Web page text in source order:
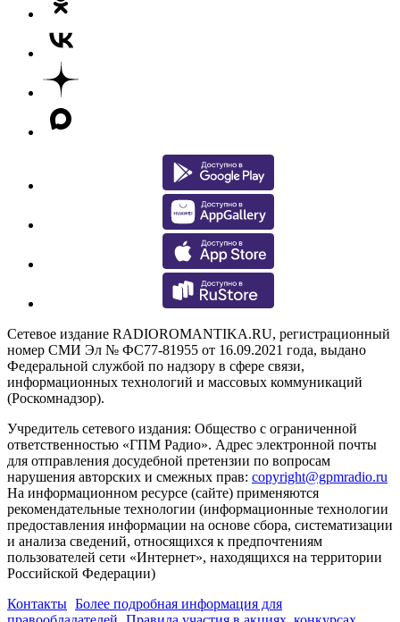
Сетевое издание RADIOROMANTIKA.RU, регистрационный
номер СМИ Эл № ФС77-81955 от 16.09.2021 года, выдано
Федеральной службой по надзору в сфере связи,
информационных технологий и массовых коммуникаций
(Роскомнадзор).
Учредитель сетевого издания: Общество с ограниченной
ответственностью «ГПМ Радио». Адрес электронной почты
для отправления досудебной претензии по вопросам
нарушения авторских и смежных прав: copyright@gpmradio.ru
На информационном ресурсе (сайте) применяются
рекомендательные технологии (информационные технологии
предоставления информации на основе сбора, систематизации
и анализа сведений, относящихся к предпочтениям
пользователей сети «Интернет», находящихся на территории
Российской Федерации)
Контакты Более подробная информация для